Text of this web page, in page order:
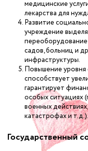
медицинские
лекарства для
Развитие
учреждение
садов, больниц и
инфраструктуры.
Повышение
способствует
гарантирует
особых ситуациях
военных
катастрофах и т.д.).
Государственный